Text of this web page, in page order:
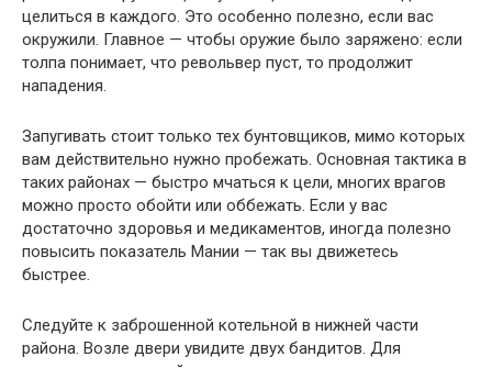
целиться в каждого. Это особенно полезно, если вас
окружили. Главное — чтобы оружие было заряжено: если
толпа понимает, что револьвер пуст, то продолжит
нападения.
Запугивать стоит только тех бунтовщиков, мимо которых
вам действительно нужно пробежать. Основная тактика в
таких районах — быстро мчаться к цели, многих врагов
можно просто обойти или оббежать. Если у вас
достаточно здоровья и медикаментов, иногда полезно
повысить показатель Мании — так вы движетесь
быстрее.
Следуйте к заброшенной котельной в нижней части
района. Возле двери увидите двух бандитов. Для